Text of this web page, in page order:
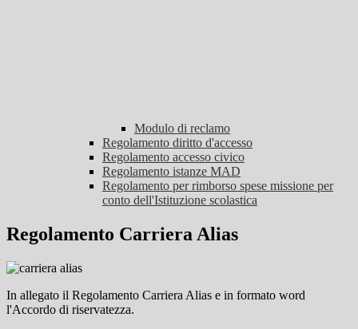
Modulo di reclamo
Regolamento diritto d'accesso
Regolamento accesso civico
Regolamento istanze MAD
Regolamento per rimborso spese missione per
conto dell'Istituzione scolastica
Regolamento Carriera Alias
In allegato il Regolamento Carriera Alias e in formato word
l'Accordo di riservatezza.